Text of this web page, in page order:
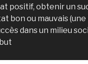
positif, obtenir un
bon ou mauvais
dans un milieu